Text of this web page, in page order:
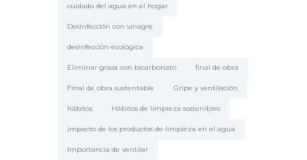
cuidado del agua en el hogar
Desinfección con vinagre
desinfección ecológica
Eliminar grasa con bicarbonato final de obra
Final de obra sustentable Gripe y ventilación
hábitos Hábitos de limpieza sostenibles
impacto de los productos de limpieza en el agua
Importancia de ventilar